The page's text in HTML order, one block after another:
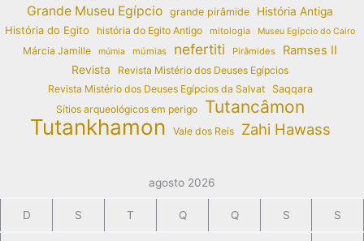
Grande Museu Egípcio grande pirâmide
História Antiga
História do Egito
história do Egito Antigo mitologia Museu Egípcio do Cairo
Márcia Jamille múmia múmias nefertiti Pirâmides Ramses II
Revista
Revista Mistério dos Deuses Egípcios
Revista Mistério dos Deuses Egípcios da Salvat
Saqqara
Sítios arqueológicos em perigo
Tutancâmon
Tutankhamon Vale dos Reis Zahi Hawass
agosto 2026
D S T Q Q S S